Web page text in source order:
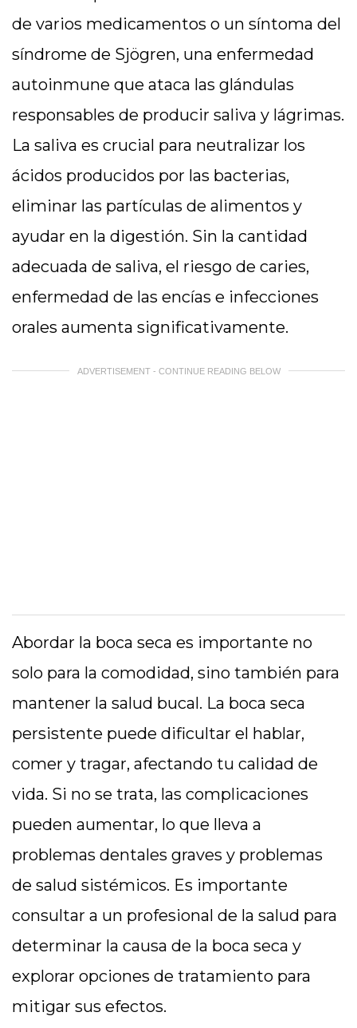
de varios medicamentos o un síntoma del
síndrome de Sjögren, una enfermedad
autoinmune que ataca las glándulas
responsables de producir saliva y lágrimas.
La saliva es crucial para neutralizar los
ácidos producidos por las bacterias,
eliminar las partículas de alimentos y
ayudar en la digestión. Sin la cantidad
adecuada de saliva, el riesgo de caries,
enfermedad de las encías e infecciones
orales aumenta significativamente.
ADVERTISEMENT - CONTINUE READING BELOW
Abordar la boca seca es importante no
solo para la comodidad, sino también para
mantener la salud bucal. La boca seca
persistente puede dificultar el hablar,
comer y tragar, afectando tu calidad de
vida. Si no se trata, las complicaciones
pueden aumentar, lo que lleva a
problemas dentales graves y problemas
de salud sistémicos. Es importante
consultar a un profesional de la salud para
determinar la causa de la boca seca y
explorar opciones de tratamiento para
mitigar sus efectos.